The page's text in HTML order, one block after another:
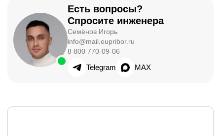
Есть вопросы?
Спросите инженера
Семёнов Игорь
info@mail.eupribor.ru
8 800 770-09-06
Telegram MAX